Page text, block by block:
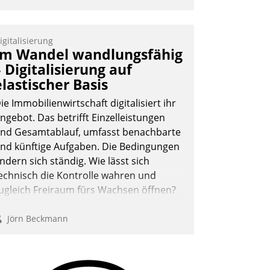
Wandel wandlungsfähig
Digitalisierung auf
Basis
Immobilienwirtschaft digitalisiert ihr
Das betrifft Einzelleistungen
Gesamtablauf, umfasst benachbarte
künftige Aufgaben. Die Bedingungen
sich ständig. Wie lässt sich
die Kontrolle wahren und
Freiraum fürs Wachsen öffnen?
Jörn Beckmann